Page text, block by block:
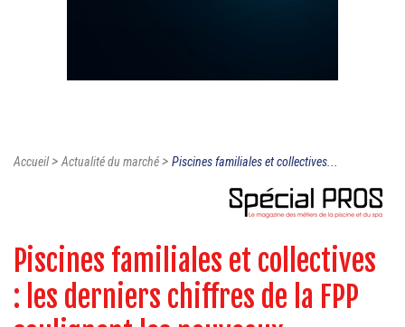
Accueil>Actualité du marché> Piscines familiales et collectives...
Piscines familiales et collectives
: les derniers chiffres de la FPP